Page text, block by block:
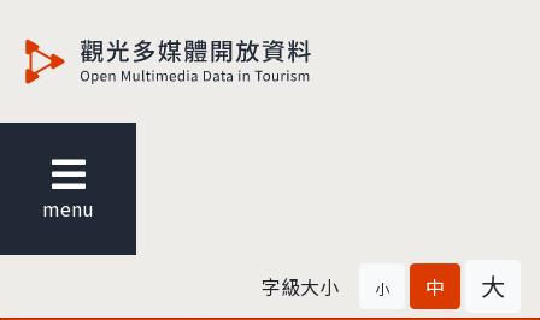
menu
字級大小 小 中 大